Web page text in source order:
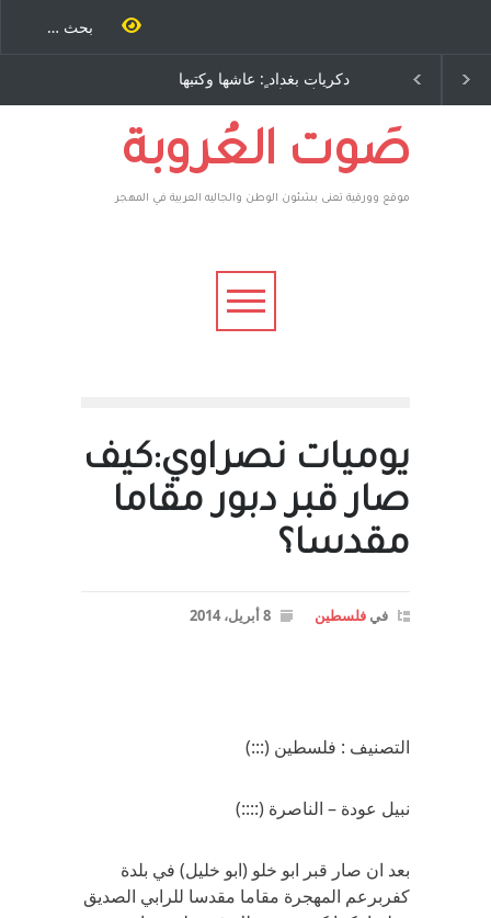
الاستيطان ومسلسل الخداع
المستمر - قلم : راسم عبيدات
بغداد ٍ: عاشها وكتبها
المتحدة الامريكية
صَوت العُروبة
موقع وورقية تعنى بشئون الوطن والجاليه العربية في المهجر
يوميات نصراوي:كيف
صار قبر دبور مقاما
مقدسا؟
في فلسطين 8 أبريل، 2014
التصنيف : فلسطين (:::)
نبيل عودة – الناصرة (::::)
بعد ان صار قبر ابو خلو (ابو خليل) في بلدة
كفربرعم المهجرة مقاما مقدسا للرابي الصديق